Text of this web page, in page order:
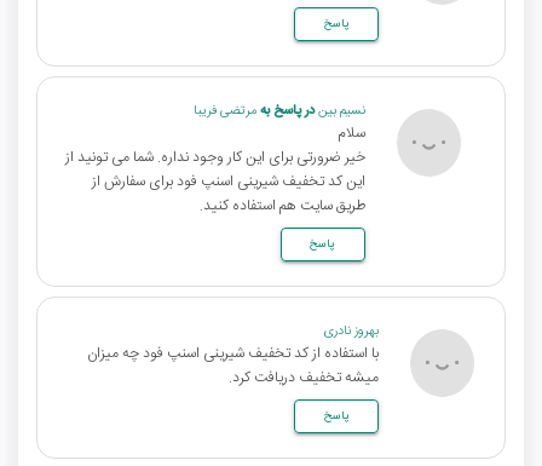
پاسخ
نسیم بیندر پاسخ بهمرتضی فریبا
سلام
خیر ضرورتی برای این کار وجود نداره. شما می تونید از
این کد تخفیف شیرینی اسنپ فود برای سفارش از
طریق سایت هم استفاده کنید.
پاسخ
بهروز نادری
با استفاده از کد تخفیف شیرینی اسنپ فود چه میزان
میشه تخفیف دریافت کرد.
پاسخ